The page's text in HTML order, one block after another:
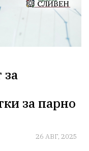
за
за парно
26 АВГ, 2025